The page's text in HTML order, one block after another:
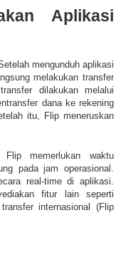
Aplikasi
mengunduh aplikasi
melakukan transfer
dilakukan melalui
dana ke rekening
itu, Flip meneruskan
Flip memerlukan waktu
pada jam operasional.
real-time di aplikasi.
fitur lain seperti
internasional (Flip